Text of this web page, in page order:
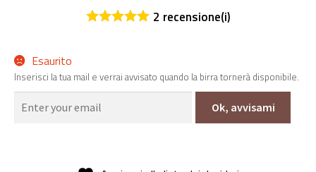
2 recensione(i)
Esaurito
Inserisci la tua mail e verrai avvisato quando la birra tornerà disponibile.
Ok, avvisami